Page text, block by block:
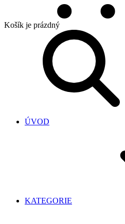
Košík je prázdný
ÚVOD
KATEGORIE